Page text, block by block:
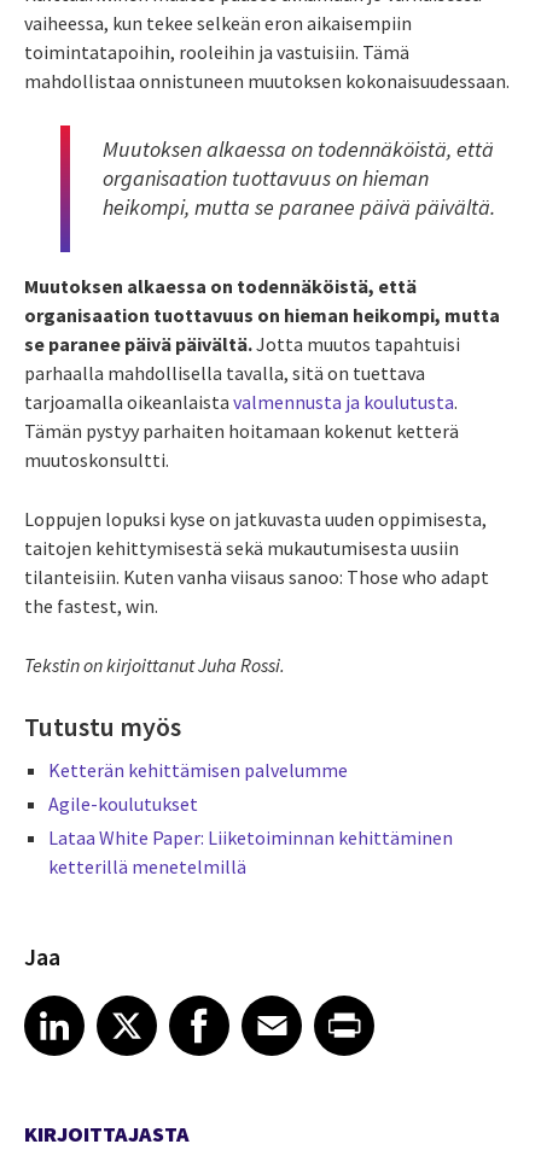
vaiheessa, kun tekee selkeän eron aikaisempiin
toimintatapoihin, rooleihin ja vastuisiin. Tämä
mahdollistaa onnistuneen muutoksen kokonaisuudessaan.
Muutoksen alkaessa on todennäköistä, että
organisaation tuottavuus on hieman
heikompi, mutta se paranee päivä päivältä.
Muutoksen alkaessa on todennäköistä, että
organisaation tuottavuus on hieman heikompi, mutta
se paranee päivä päivältä.Jotta muutos tapahtuisi
parhaalla mahdollisella tavalla, sitä on tuettava
tarjoamalla oikeanlaista valmennusta ja koulutusta.
Tämän pystyy parhaiten hoitamaan kokenut ketterä
muutoskonsultti.
Loppujen lopuksi kyse on jatkuvasta uuden oppimisesta,
taitojen kehittymisestä sekä mukautumisesta uusiin
tilanteisiin. Kuten vanha viisaus sanoo: Those who adapt
the fastest, win.
Tekstin on kirjoittanut Juha Rossi.
Tutustu myös
Ketterän kehittämisen palvelumme
Agile-koulutukset
Lataa White Paper: Liiketoiminnan kehittäminen
ketterillä menetelmillä
Jaa
Share article on LinkedIn
LinkedIn
Share article on XShare article on Facebook
Facebook
Share article on Email
EmailShare article on Print
KIRJOITTAJASTA